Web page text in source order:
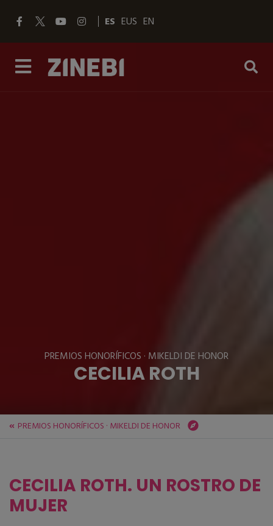
ES EUS EN
PREMIOS HONORÍFICOS · MIKELDI DE HONOR
CECILIA ROTH
CECILIA ROTH
PREMIOS HONORÍFICOS · MIKELDI DE HONOR
CECILIA ROTH. UN ROSTRO DE
MUJER